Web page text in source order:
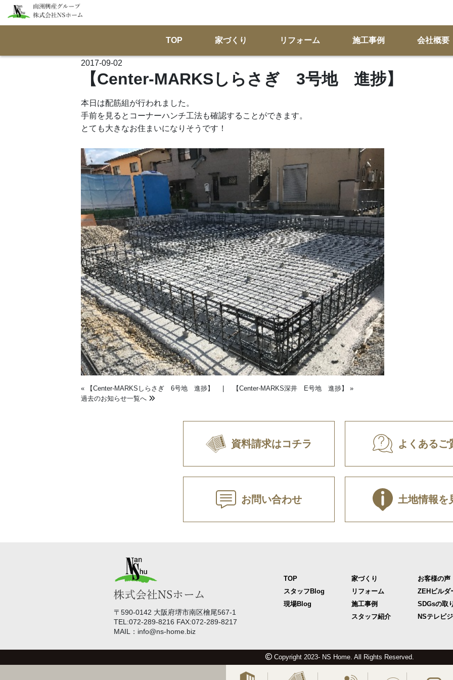
TOP 家づくり リフォーム 施工事例 会社概要
2017-09-02
【Center-MARKSしらさぎ 3号地 進捗】
本日は配筋組が行われました。
手前を見るとコーナーハンチ工法も確認することができます。
とても大きなお住まいになりそうです！
« 【Center-MARKSしらさぎ 6号地 進捗】 【Center-MARKS深井 E号地 進捗】
»
過去のお知らせ一覧へ
資料請求はコチラ よくあるご
お問い合わせ 土地情報を
〒590-0142 大阪府堺市南区檜尾567-1
TEL:072-289-8216 FAX:072-289-8217
MAIL：info@ns-home.biz
TOP
スタッフBlog
現場Blog
家づくり
リフォーム
施工事例
スタッフ紹介
お客様の声
ZEHビルダ
SDGsの取
NSテレビ
Copyright 2023- NS Home. All Rights Reserved.